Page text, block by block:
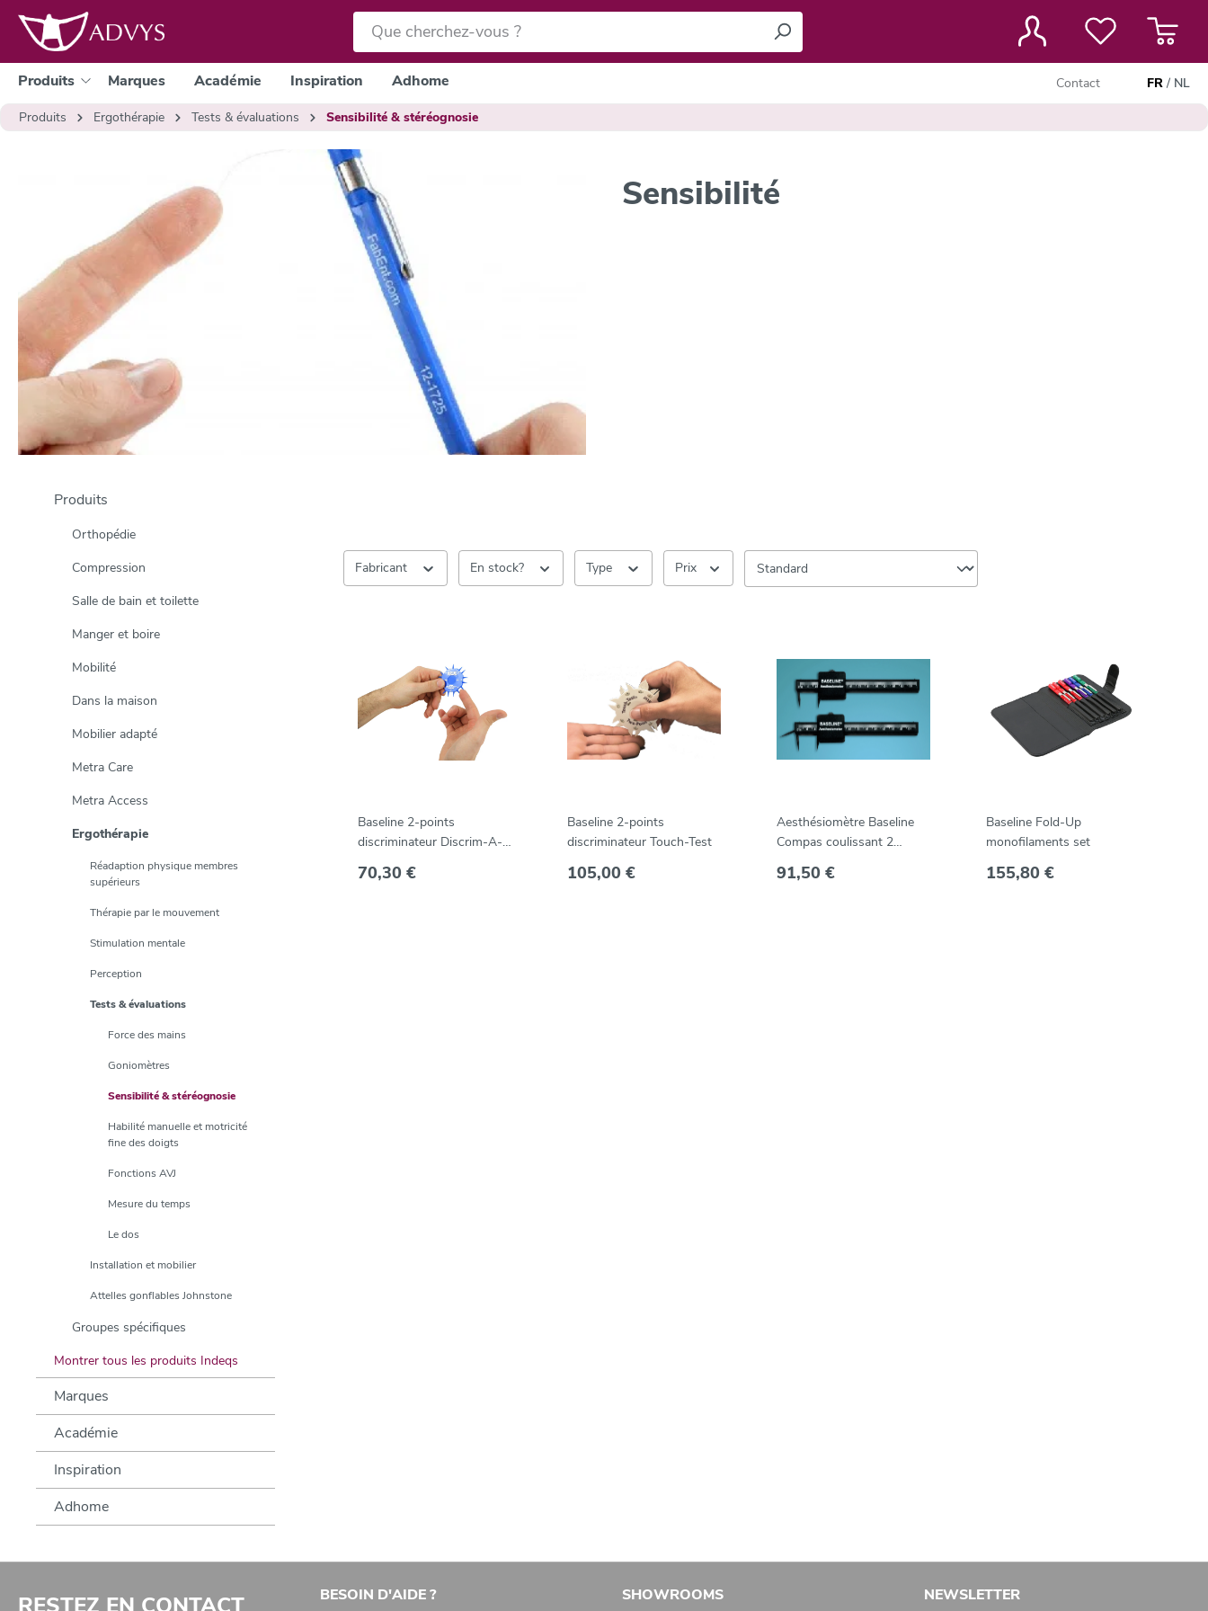
recherche Passer à la navigation principale
Produits Marques Académie Inspiration Adhome Contact FR / NL
Produits
Ergothérapie Tests & évaluations Sensibilité & stéréognosie
Sensibilité
Produits
Orthopédie
Compression
Salle de bain et toilette
Manger et boire
Mobilité
Dans la maison
Mobilier adapté
Metra Care
Metra Access
Ergothérapie
Réadaption physique membres
supérieurs
Thérapie par le mouvement
Stimulation mentale
Perception
Tests & évaluations
Force des mains
Goniomètres
Sensibilité & stéréognosie
Habilité manuelle et motricité
fine des doigts
Fonctions AVJ
Mesure du temps
Le dos
Installation et mobilier
Attelles gonflables Johnstone
Groupes spécifiques
Montrer tous les produits Indeqs
Marques
Académie
Inspiration
Adhome
Fabricant En stock? Type Prix
Baseline 2-points
discriminateur Discrim-A-
70,30 €
Baseline 2-points
discriminateur Touch-Test
105,00 €
Aesthésiomètre Baseline
Compas coulissant 2
91,50 €
Baseline Fold-Up
monofilaments set
155,80 €
BESOIN D'AIDE ? SHOWROOMS NEWSLETTER